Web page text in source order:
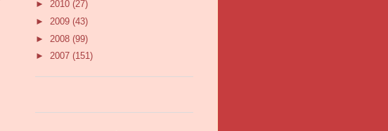
► 2010 (27)
► 2009 (43)
► 2008 (99)
► 2007 (151)